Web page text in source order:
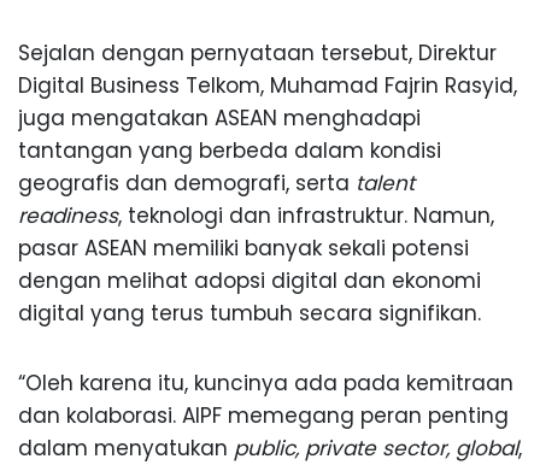
Sejalan dengan pernyataan tersebut, Direktur
Digital Business Telkom, Muhamad Fajrin Rasyid,
juga mengatakan ASEAN menghadapi
tantangan yang berbeda dalam kondisi
geografis dan demografi, serta talent
readiness, teknologi dan infrastruktur. Namun,
pasar ASEAN memiliki banyak sekali potensi
dengan melihat adopsi digital dan ekonomi
digital yang terus tumbuh secara signifikan.
“Oleh karena itu, kuncinya ada pada kemitraan
dan kolaborasi. AIPF memegang peran penting
dalam menyatukan public, private sector, global,